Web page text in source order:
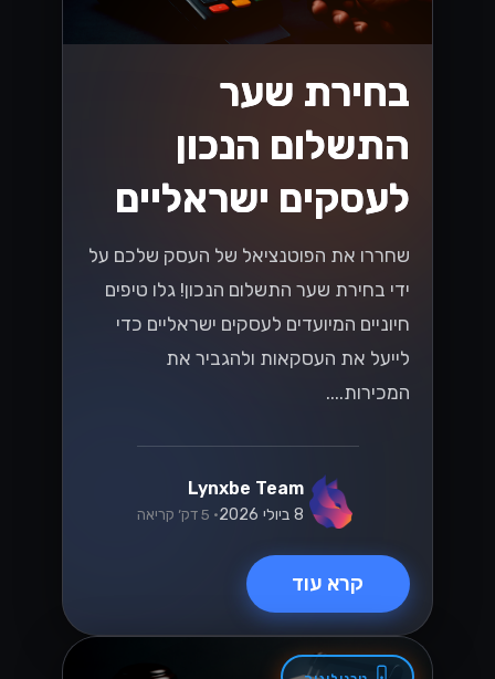
עם התפתחות חוקי המס בישראל, עסקים
אתגרים והזדמנויות חדשים. גלו תובנות
מפתח כדי להתמודד ביעילות עם השינויים
בסביבה המשתנה!...
7 ביולי 2026 • 5 דק׳ קריאה
קרא עוד
וואטסאפ